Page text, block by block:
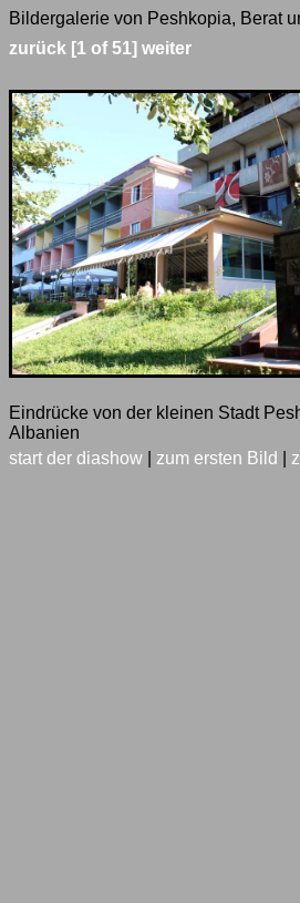
Bildergalerie von Peshkopia, Berat
zurück [1 of 51] weiter
Eindrücke von der kleinen Stadt
Albanien
start der diashow
zum ersten Bild